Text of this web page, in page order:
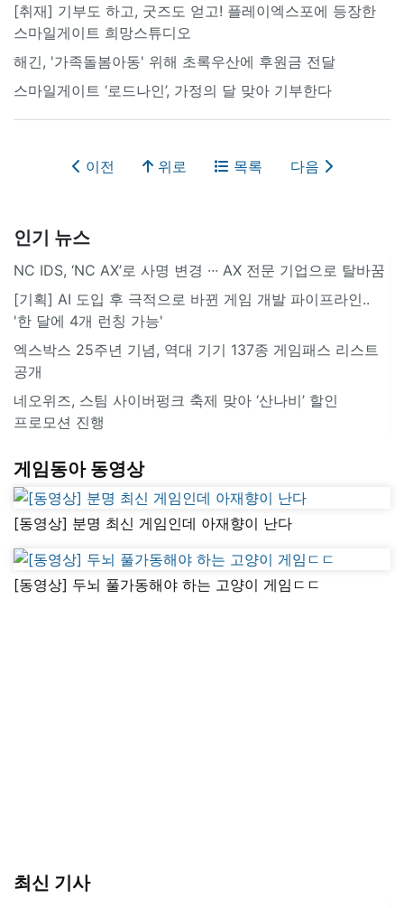
[취재] 기부도 하고, 굿즈도 얻고! 플레이엑스포에 등장한
스마일게이트 희망스튜디오
해긴, '가족돌봄아동' 위해 초록우산에 후원금 전달
스마일게이트 ‘로드나인’, 가정의 달 맞아 기부한다
이전 위로 목록 다음
인기 뉴스
NC IDS, ‘NC AX’로 사명 변경 ∙∙∙ AX 전문 기업으로 탈바꿈
[기획] AI 도입 후 극적으로 바뀐 게임 개발 파이프라인..
'한 달에 4개 런칭 가능'
엑스박스 25주년 기념, 역대 기기 137종 게임패스 리스트
공개
네오위즈, 스팀 사이버펑크 축제 맞아 ‘산나비’ 할인
프로모션 진행
게임동아 동영상
[동영상] 분명 최신 게임인데 아재향이 난다
[동영상] 두뇌 풀가동해야 하는 고양이 게임ㄷㄷ
최신 기사